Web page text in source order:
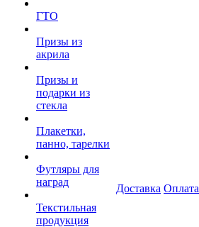
ГТО
Призы из
акрила
Призы и
подарки из
стекла
Плакетки,
панно, тарелки
Футляры для
наград
Текстильная
продукция
Доставка Оплата